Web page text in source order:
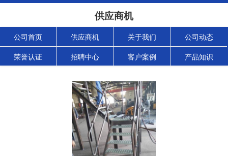
供应商机
公司首页 供应商机 关于我们 公司动态
荣誉认证 招聘中心 客户案例 产品知识